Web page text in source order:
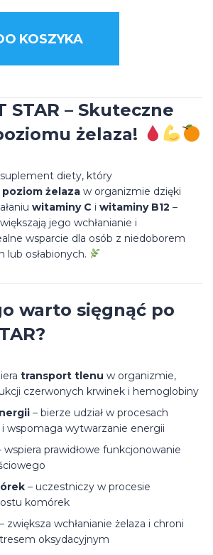
KOSZYKA
STAR – Skuteczne
żelaza!
diety, który
żelaza w organizmie dzięki
witaminy C i witaminy B12 –
jego wchłanianie i
wsparcie dla osób z niedoborem
lub osłabionych.
warto sięgnąć po
transport tlenu w organizmie,
czerwonych krwinek i hemoglobiny
– bierze udział w procesach
wspomaga wytwarzanie energii
wspiera prawidłowe funkcjonowanie
– uczestniczy w procesie
komórek
– zwiększa wchłanianie żelaza i chroni
oksydacyjnym